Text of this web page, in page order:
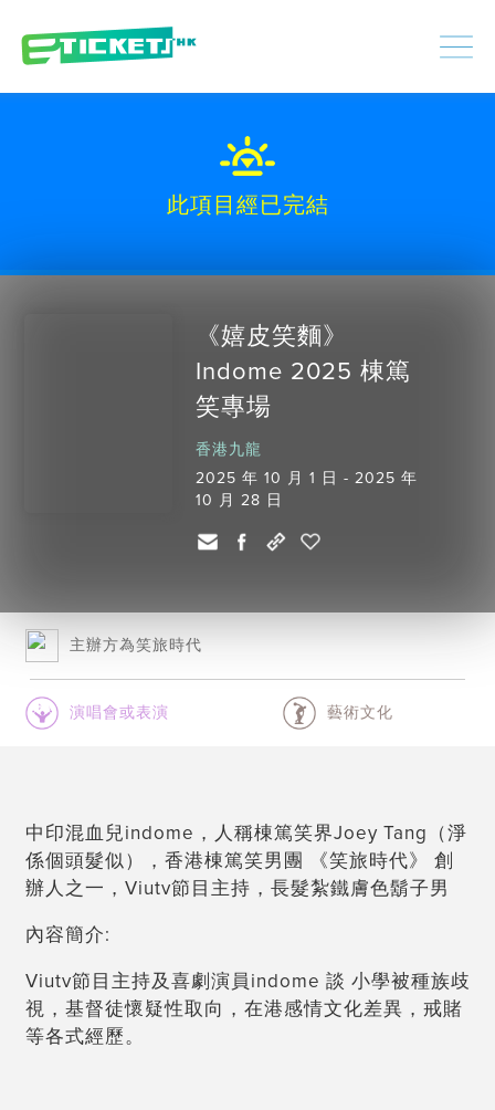
此項目經已完結
《嬉皮笑麵》
Indome 2025 棟篤
笑專場
香港九龍
2025 年 10 月 1 日 - 2025 年
10 月 28 日
主辦方為笑旅時代
演唱會或表演 藝術文化
中印混血兒indome，人稱棟篤笑界Joey Tang（淨
係個頭髮似），香港棟篤笑男團 《笑旅時代》 創
辦人之一，Viutv節目主持，長髮紮鐵膚色鬍子男
內容簡介:
Viutv節目主持及喜劇演員indome 談 小學被種族歧
視，基督徒懷疑性取向，在港感情文化差異，戒賭
等各式經歷。